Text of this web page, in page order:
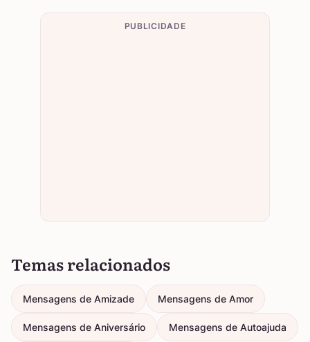
PUBLICIDADE
Temas relacionados
Mensagens de Amizade Mensagens de Amor
Mensagens de Aniversário Mensagens de Autoajuda